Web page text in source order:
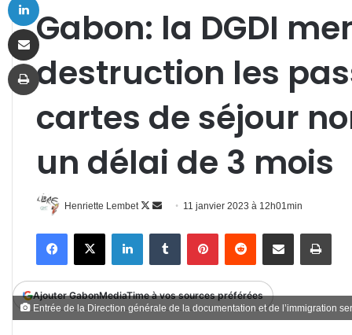
Gabon: la DGDI
destruction les
cartes de séjour
un délai de 3 mois
Henriette Lembet
Follow
Envoyer
courriel
11 janvier 2023 à 12h01min
FacebookX LinkedinTumblr PinterestReddit Partager par email
Ajouter GabonMediaTime à vos sources préférées
Entrée de la Direction générale de la documentation et de l’immigration
Partager par email
Imprimer